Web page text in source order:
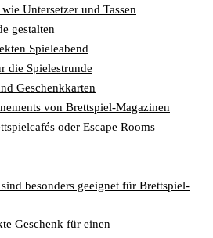
Untersetzer und Tassen
gestalten
Spieleabend
die Spielestrunde
Geschenkkarten
von Brettspiel-Magazinen
oder Escape Rooms
besonders geeignet für Brettspiel-
Geschenk für einen